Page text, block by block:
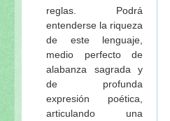
reglas. Podrá
entenderse la riqueza
de este lenguaje,
medio perfecto de
alabanza sagrada y
de profunda
expresión poética,
articulando una